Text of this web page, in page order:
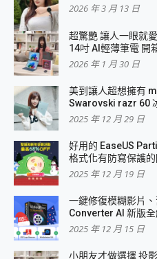
2026 年 3 月 13 日
超驚艷 讓人一眼就
14吋 AI輕薄筆電 開
2026 年 1 月 30 日
美到讓人超想擁有
Swarovski razr 60
2025 年 12 月 29 日
好用的 EaseUS
格式化有防寫保護
2025 年 12 月 19 日
一鍵修復模糊影片
Converter AI 新版
2025 年 12 月 15 日
小朋友才做選擇 投